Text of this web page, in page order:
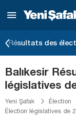
Résultats des
Balıkesir
législatives
Yeni Şafak Élection
Élection législatives de